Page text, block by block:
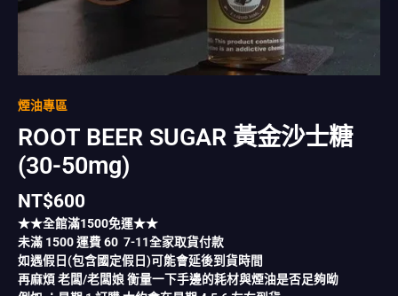
煙油專區
ROOT BEER SUGAR 黃金沙士糖
(30-50mg)
NT$600
★★全館滿1500免運★★
未滿 1500運費60 7-11全家取貨付款
如遇假日(包含國定假日)可能會延後到貨時間
再麻煩 老闆/老闆娘 衡量一下手邊的耗材與煙油是否足夠呦
50mg)